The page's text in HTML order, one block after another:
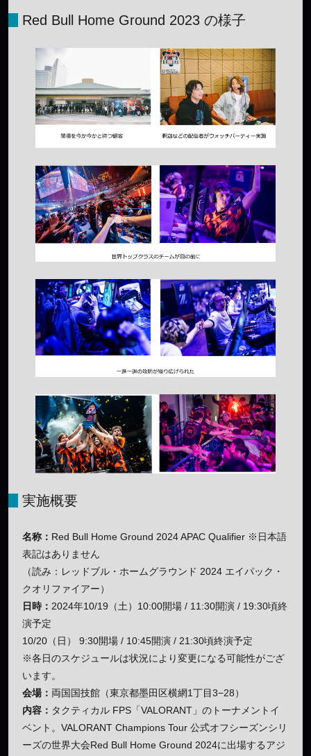
Red Bull Home Ground 2023 の様子
実施概要
名称： Red Bull Home Ground 2024 APAC Qualifier ※日本語
表記はありません
（読み：レッドブル・ホームグラウンド 2024 エイパック・
クオリファイアー）
日時： 2024年10/19（土）10:00開場 / 11:30開演 / 19:30頃終
演予定
10/20（日） 9:30開場 / 10:45開演 / 21:30頃終演予定
※各日のスケジュールは状況により変更になる可能性がござ
います。
会場： 両国国技館（東京都墨田区横網1丁目3−28）
内容： タクティカル FPS「VALORANT」のトーナメントイ
ベント。VALORANT Champions Tour 公式オフシーズンシリ
ーズの世界大会Red Bull Home Ground 2024に出場するアジ